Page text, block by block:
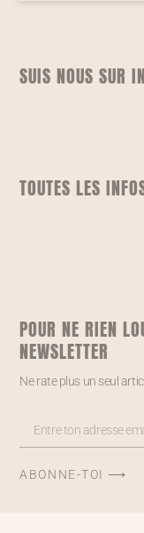
SUIS NOUS SUR
TOUTES LES
POUR NE RIEN
NEWSLETTER
Ne rate plus un seul
ABONNE-TOI ⟶